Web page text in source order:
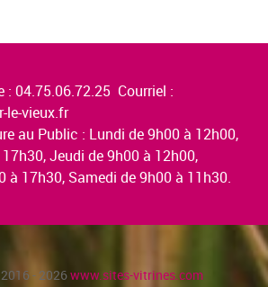
: 04.75.06.72.25 Courriel :
le-vieux.fr
au Public : Lundi de 9h00 à 12h00,
Jeudi de 9h00 à 12h00,
à 17h30, Samedi de 9h00 à 11h30.
- 2026www.sites-vitrines.com